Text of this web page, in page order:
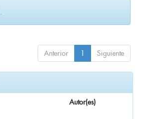
Anterior 1 Siguiente
Autor(es)